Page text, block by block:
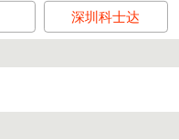
深圳科士达